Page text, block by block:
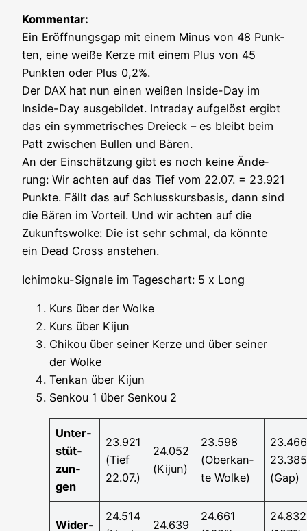
Kom­men­tar:
Ein Eröff­nungs­gap mit einem Minus von 48 Punk­
ten, eine wei­ße Ker­ze mit einem Plus von 45
Punk­ten oder Plus 0,2%.
Der DAX hat nun einen wei­ßen Insi­de-Day im
Insi­de-Day aus­ge­bil­det. Intra­day auf­ge­löst ergibt
das ein sym­me­tri­sches Drei­eck – es bleibt beim
Patt zwi­schen Bul­len und Bären.
An der Ein­schät­zung gibt es noch kei­ne Ände­
rung: Wir ach­ten auf das Tief vom 22.07. = 23.921
Punk­te. Fällt das auf Schluss­kurs­ba­sis, dann sind
die Bären im Vor­teil. Und wir ach­ten auf die
Zukunfts­wol­ke: Die ist sehr schmal, da könn­te
ein Dead Cross anstehen.
Ichi­mo­ku-Signa­le im Tages­chart: 5 x Long
Kurs über der Wol­ke
Kurs über Kijun
Chi­kou über sei­ner Ker­ze und über sei­ner
der Wolke
Ten­kan über Kijun
Sen­kou 1 über Sen­kou 2
Unter­
stüt­
zun­
gen
23.921
(Tief
22.07.)
24.052
(Kijun)
23.598
(Ober­kan­
te Wolke)
23.385
(Gap)
Wider­
24.514
24.639
24.661
24.832